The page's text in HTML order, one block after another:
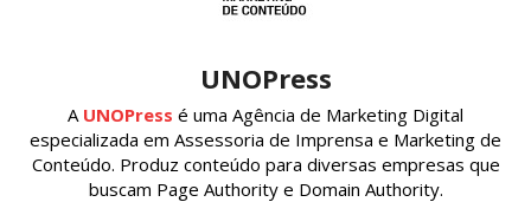
UNOPress
A UNOPress é uma Agência de Marketing Digital
especializada em Assessoria de Imprensa e Marketing de
Conteúdo. Produz conteúdo para diversas empresas que
buscam Page Authority e Domain Authority.